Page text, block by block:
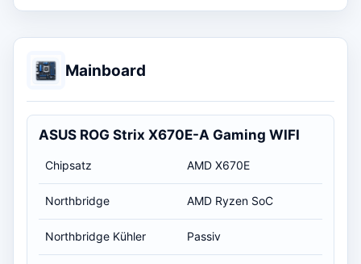
Mainboard
ASUS ROG Strix X670E-A Gaming WIFI
Chipsatz AMD X670E
Northbridge AMD Ryzen SoC
Northbridge Kühler Passiv